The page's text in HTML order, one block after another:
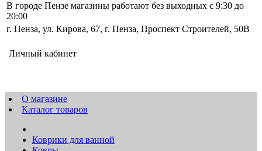
В городе Пензе магазины работают без выходных с 9:30 до
20:00
г. Пенза, ул. Кирова, 67, г. Пенза, Проспект Строителей, 50В
Личный кабинет
О магазине
Каталог товаров
Коврики для ванной